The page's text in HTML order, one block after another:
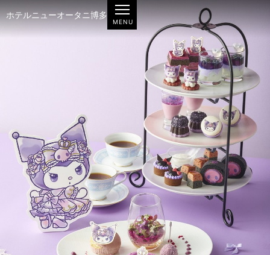
ホテルニューオータニ博多